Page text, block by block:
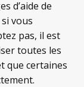
d’aide de
vous
pas, il est
toutes les
que certaines